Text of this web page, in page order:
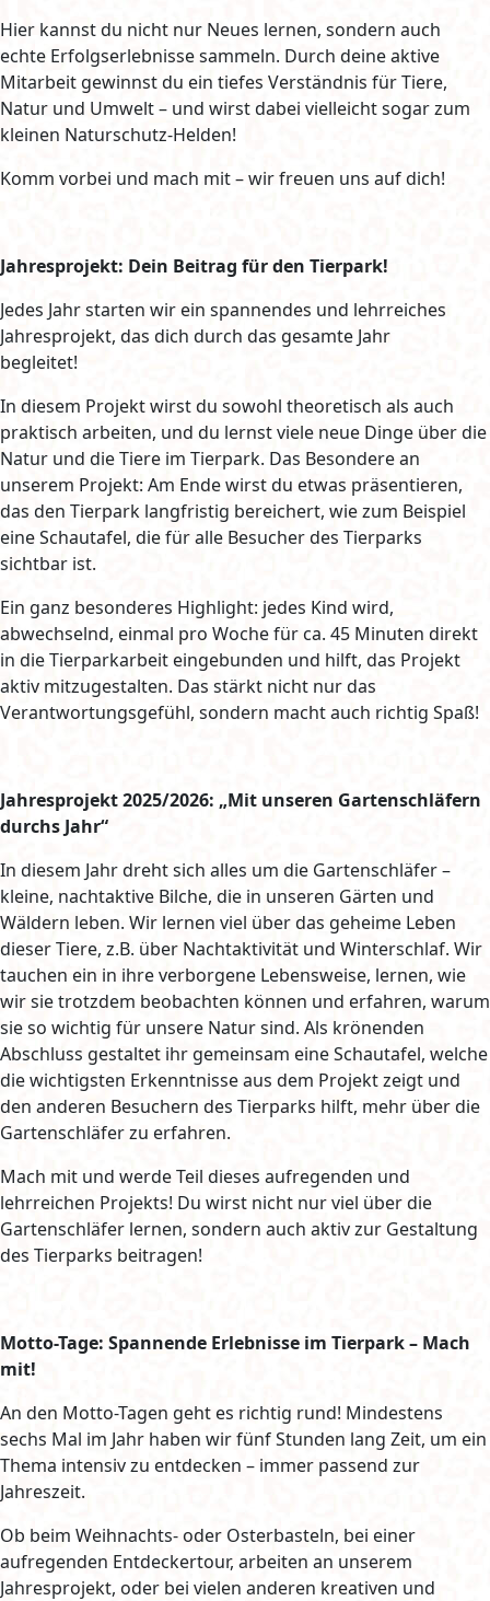
Hier kannst du nicht nur Neues lernen, sondern auch
echte Erfolgserlebnisse sammeln. Durch deine aktive
Mitarbeit gewinnst du ein tiefes Verständnis für Tiere,
Natur und Umwelt – und wirst dabei vielleicht sogar zum
kleinen Naturschutz-Helden!
Komm vorbei und mach mit – wir freuen uns auf dich!
Jahresprojekt: Dein Beitrag für den Tierpark!
Jedes Jahr starten wir ein spannendes und lehrreiches
Jahresprojekt, das dich durch das gesamte Jahr
begleitet!
In diesem Projekt wirst du sowohl theoretisch als auch
praktisch arbeiten, und du lernst viele neue Dinge über die
Natur und die Tiere im Tierpark. Das Besondere an
unserem Projekt: Am Ende wirst du etwas präsentieren,
das den Tierpark langfristig bereichert, wie zum Beispiel
eine Schautafel, die für alle Besucher des Tierparks
sichtbar ist.
Ein ganz besonderes Highlight: jedes Kind wird,
abwechselnd, einmal pro Woche für ca. 45 Minuten direkt
in die Tierparkarbeit eingebunden und hilft, das Projekt
aktiv mitzugestalten. Das stärkt nicht nur das
Verantwortungsgefühl, sondern macht auch richtig Spaß!
Jahresprojekt 2025/2026: „Mit unseren Gartenschläfern
durchs Jahr“
In diesem Jahr dreht sich alles um die Gartenschläfer –
kleine, nachtaktive Bilche, die in unseren Gärten und
Wäldern leben. Wir lernen viel über das geheime Leben
dieser Tiere, z.B. über Nachtaktivität und Winterschlaf. Wir
tauchen ein in ihre verborgene Lebensweise, lernen, wie
wir sie trotzdem beobachten können und erfahren, warum
sie so wichtig für unsere Natur sind. Als krönenden
Abschluss gestaltet ihr gemeinsam eine Schautafel, welche
die wichtigsten Erkenntnisse aus dem Projekt zeigt und
den anderen Besuchern des Tierparks hilft, mehr über die
Gartenschläfer zu erfahren.
Mach mit und werde Teil dieses aufregenden und
lehrreichen Projekts! Du wirst nicht nur viel über die
Gartenschläfer lernen, sondern auch aktiv zur Gestaltung
des Tierparks beitragen!
Motto-Tage: Spannende Erlebnisse im Tierpark – Mach
mit!
An den Motto-Tagen geht es richtig rund! Mindestens
sechs Mal im Jahr haben wir fünf Stunden lang Zeit, um ein
Thema intensiv zu entdecken – immer passend zur
Jahreszeit.
Ob beim Weihnachts- oder Osterbasteln, bei einer
aufregenden Entdeckertour, arbeiten an unserem
Jahresprojekt, oder bei vielen anderen kreativen und